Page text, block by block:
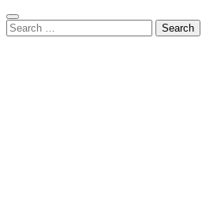
Search
for: